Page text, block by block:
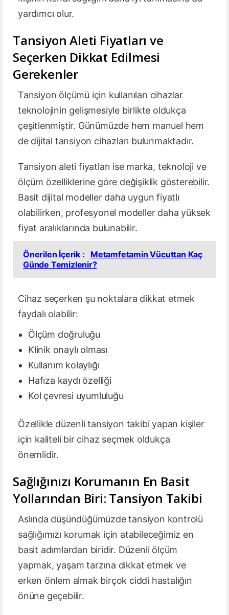
yardımcı olur.
Tansiyon Aleti Fiyatları ve
Seçerken Dikkat Edilmesi
Gerekenler
Tansiyon ölçümü için kullanılan cihazlar
teknolojinin gelişmesiyle birlikte oldukça
çeşitlenmiştir. Günümüzde hem manuel hem
de dijital tansiyon cihazları bulunmaktadır.
Tansiyon aleti fiyatları ise marka, teknoloji ve
ölçüm özelliklerine göre değişiklik gösterebilir.
Basit dijital modeller daha uygun fiyatlı
olabilirken, profesyonel modeller daha yüksek
fiyat aralıklarında bulunabilir.
Önerilen İçerik :
Metamfetamin Vücuttan Kaç
Günde Temizlenir?
Cihaz seçerken şu noktalara dikkat etmek
faydalı olabilir:
Ölçüm doğruluğu
Klinik onaylı olması
Kullanım kolaylığı
Hafıza kaydı özelliği
Kol çevresi uyumluluğu
Özellikle düzenli tansiyon takibi yapan kişiler
için kaliteli bir cihaz seçmek oldukça
önemlidir.
Sağlığınızı Korumanın En Basit
Yollarından Biri: Tansiyon Takibi
Aslında düşündüğümüzde tansiyon kontrolü
sağlığımızı korumak için atabileceğimiz en
basit adımlardan biridir. Düzenli ölçüm
yapmak, yaşam tarzına dikkat etmek ve
erken önlem almak birçok ciddi hastalığın
önüne geçebilir.